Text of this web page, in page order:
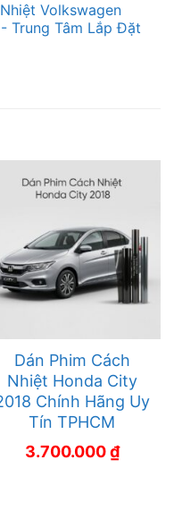
Volkswagen
Trung Tâm Lắp Đặt
Dán Phim Cách
Nhiệt Honda City
Chính Hãng Uy
Tín TPHCM
3.700.000₫